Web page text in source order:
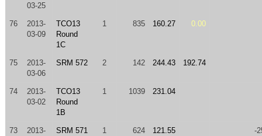
03-25
76
2013-
03-09
TCO13
Round
1C
1 835 160.27 0.00
75
2013-
03-06
SRM 572 2 142 244.43 192.74
74
2013-
03-02
TCO13
Round
1B
1 1039 231.04
73
2013-
SRM 571 1 624 121.55 -